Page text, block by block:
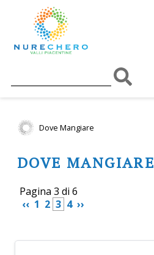
Dove Mangiare
DOVE MANGIARE
Pagina 3 di 6
‹‹ 1 2 3 4 ››